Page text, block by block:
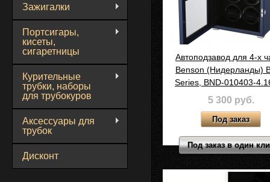
Зажигалки
Портсигары,
кисеты,
сигаретницы
Курительные
трубки, наборы
для трубокуров
Аксессуары для
трубок
Дисконт
Автоподзавод для 4-х
Benson (Нидерланды)
Series, BND-010403-
5 300 руб.
Под заказ в один